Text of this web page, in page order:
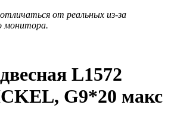
от реальных из-за
монитора.
L1572
G9*20 макс